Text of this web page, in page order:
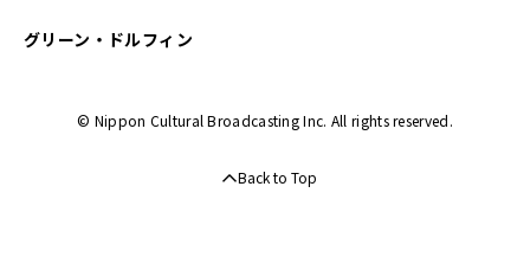
グリーン・ドルフィン
© Nippon Cultural Broadcasting Inc. All rights reserved.
Back to Top